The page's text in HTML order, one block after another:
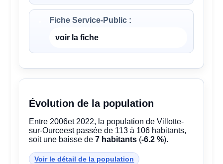
Fiche Service-Public :
voir la fiche
Évolution de la population
Entre 2006et 2022, la population de Villotte-
sur-Ourceest passée de 113 à 106 habitants,
soit une baisse de7 habitants (-6.2 %).
Voir le détail de la population